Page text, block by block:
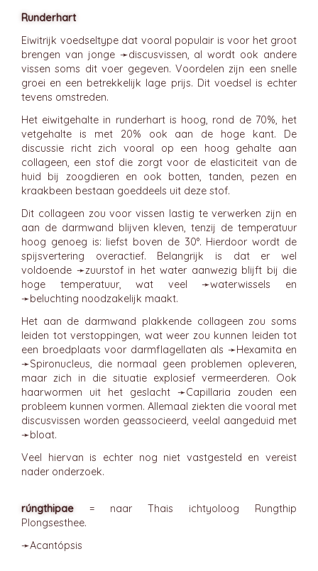
Runderhart
Eiwitrijk voedseltype dat vooral populair is voor het groot
brengen van jonge ➛discusvissen, al wordt ook andere
vissen soms dit voer gegeven. Voordelen zijn een snelle
groei en een betrekkelijk lage prijs. Dit voedsel is echter
tevens omstreden.
Het eiwitgehalte in runderhart is hoog, rond de 70%, het
vetgehalte is met 20% ook aan de hoge kant. De
discussie richt zich vooral op een hoog gehalte aan
collageen, een stof die zorgt voor de elasticiteit van de
huid bij zoogdieren en ook botten, tanden, pezen en
kraakbeen bestaan goeddeels uit deze stof.
Dit collageen zou voor vissen lastig te verwerken zijn en
aan de darmwand blijven kleven, tenzij de temperatuur
hoog genoeg is: liefst boven de 30°. Hierdoor wordt de
spijsvertering overactief. Belangrijk is dat er wel
voldoende ➛zuurstofin het water aanwezig blijft bij die
hoge temperatuur, wat veel ➛waterwissels en
➛beluchting noodzakelijk maakt.
Het aan de darmwand plakkende collageen zou soms
leiden tot verstoppingen, wat weer zou kunnen leiden tot
een broedplaats voor darmflagellaten als ➛Hexamita en
➛Spironucleus, die normaal geen problemen opleveren,
maar zich in die situatie explosief vermeerderen. Ook
haarwormen uit het geslacht ➛Capillaria zouden een
probleem kunnen vormen. Allemaal ziekten die vooral met
discusvissen worden geassocieerd, veelal aangeduid met
➛bloat.
Veel hiervan is echter nog niet vastgesteld en vereist
nader onderzoek.
rúngthipae = naar Thais ichtyoloog Rungthip
Plongsesthee.
➛Acantópsis